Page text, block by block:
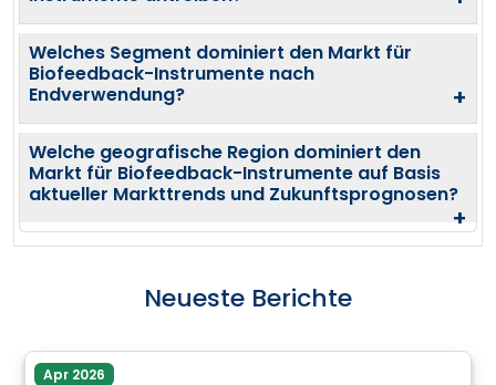
Welches Segment dominiert den Markt für
Biofeedback-Instrumente nach
Endverwendung?
+
Welche geografische Region dominiert den
Markt für Biofeedback-Instrumente auf Basis
aktueller Markttrends und Zukunftsprognosen?
+
Neueste Berichte
Apr 2026